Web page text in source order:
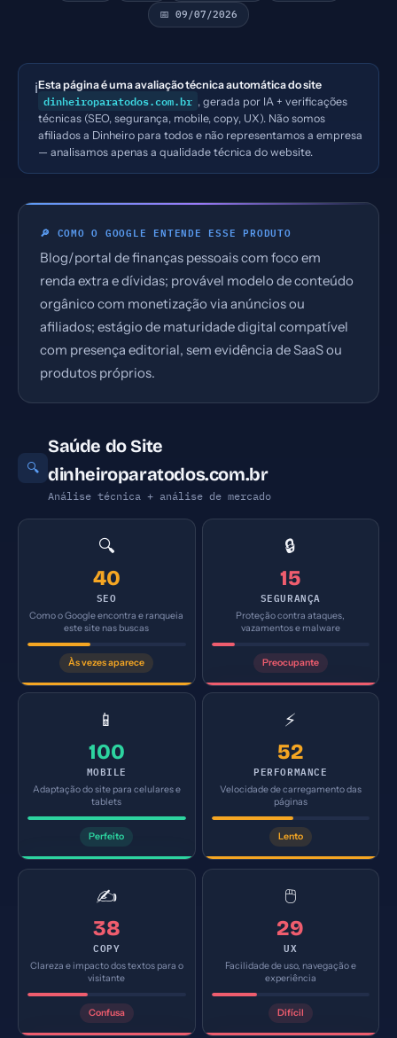
📅 09/07/2026
ℹ️Esta página é uma avaliação técnica automática do site
dinheiroparatodos.com.br , gerada por IA + verificações
técnicas (SEO, segurança, mobile, copy, UX). Não somos
afiliados a Dinheiro para todos e não representamos a empresa
— analisamos apenas a qualidade técnica do website.
🔎 COMO O GOOGLE ENTENDE ESSE PRODUTO
Blog/portal de finanças pessoais com foco em
renda extra e dívidas; provável modelo de conteúdo
orgânico com monetização via anúncios ou
afiliados; estágio de maturidade digital compatível
com presença editorial, sem evidência de SaaS ou
produtos próprios.
🔍
Saúde do Site
dinheiroparatodos.com.br
Análise técnica + análise de mercado
🔍
40
SEO
Como o Google encontra e ranqueia
este site nas buscas
Às vezes aparece
🔒
15
SEGURANÇA
Proteção contra ataques,
vazamentos e malware
Preocupante
📱
100
MOBILE
Adaptação do site para celulares e
tablets
Perfeito
⚡
52
PERFORMANCE
Velocidade de carregamento das
páginas
Lento
✍️
38
COPY
Clareza e impacto dos textos para o
visitante
Confusa
🖱️
29
UX
Facilidade de uso, navegação e
experiência
Difícil